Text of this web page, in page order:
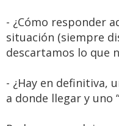
- ¿Cómo responder
situación (siempre
descartamos lo que
- ¿Hay en definitiva,
a donde llegar y uno